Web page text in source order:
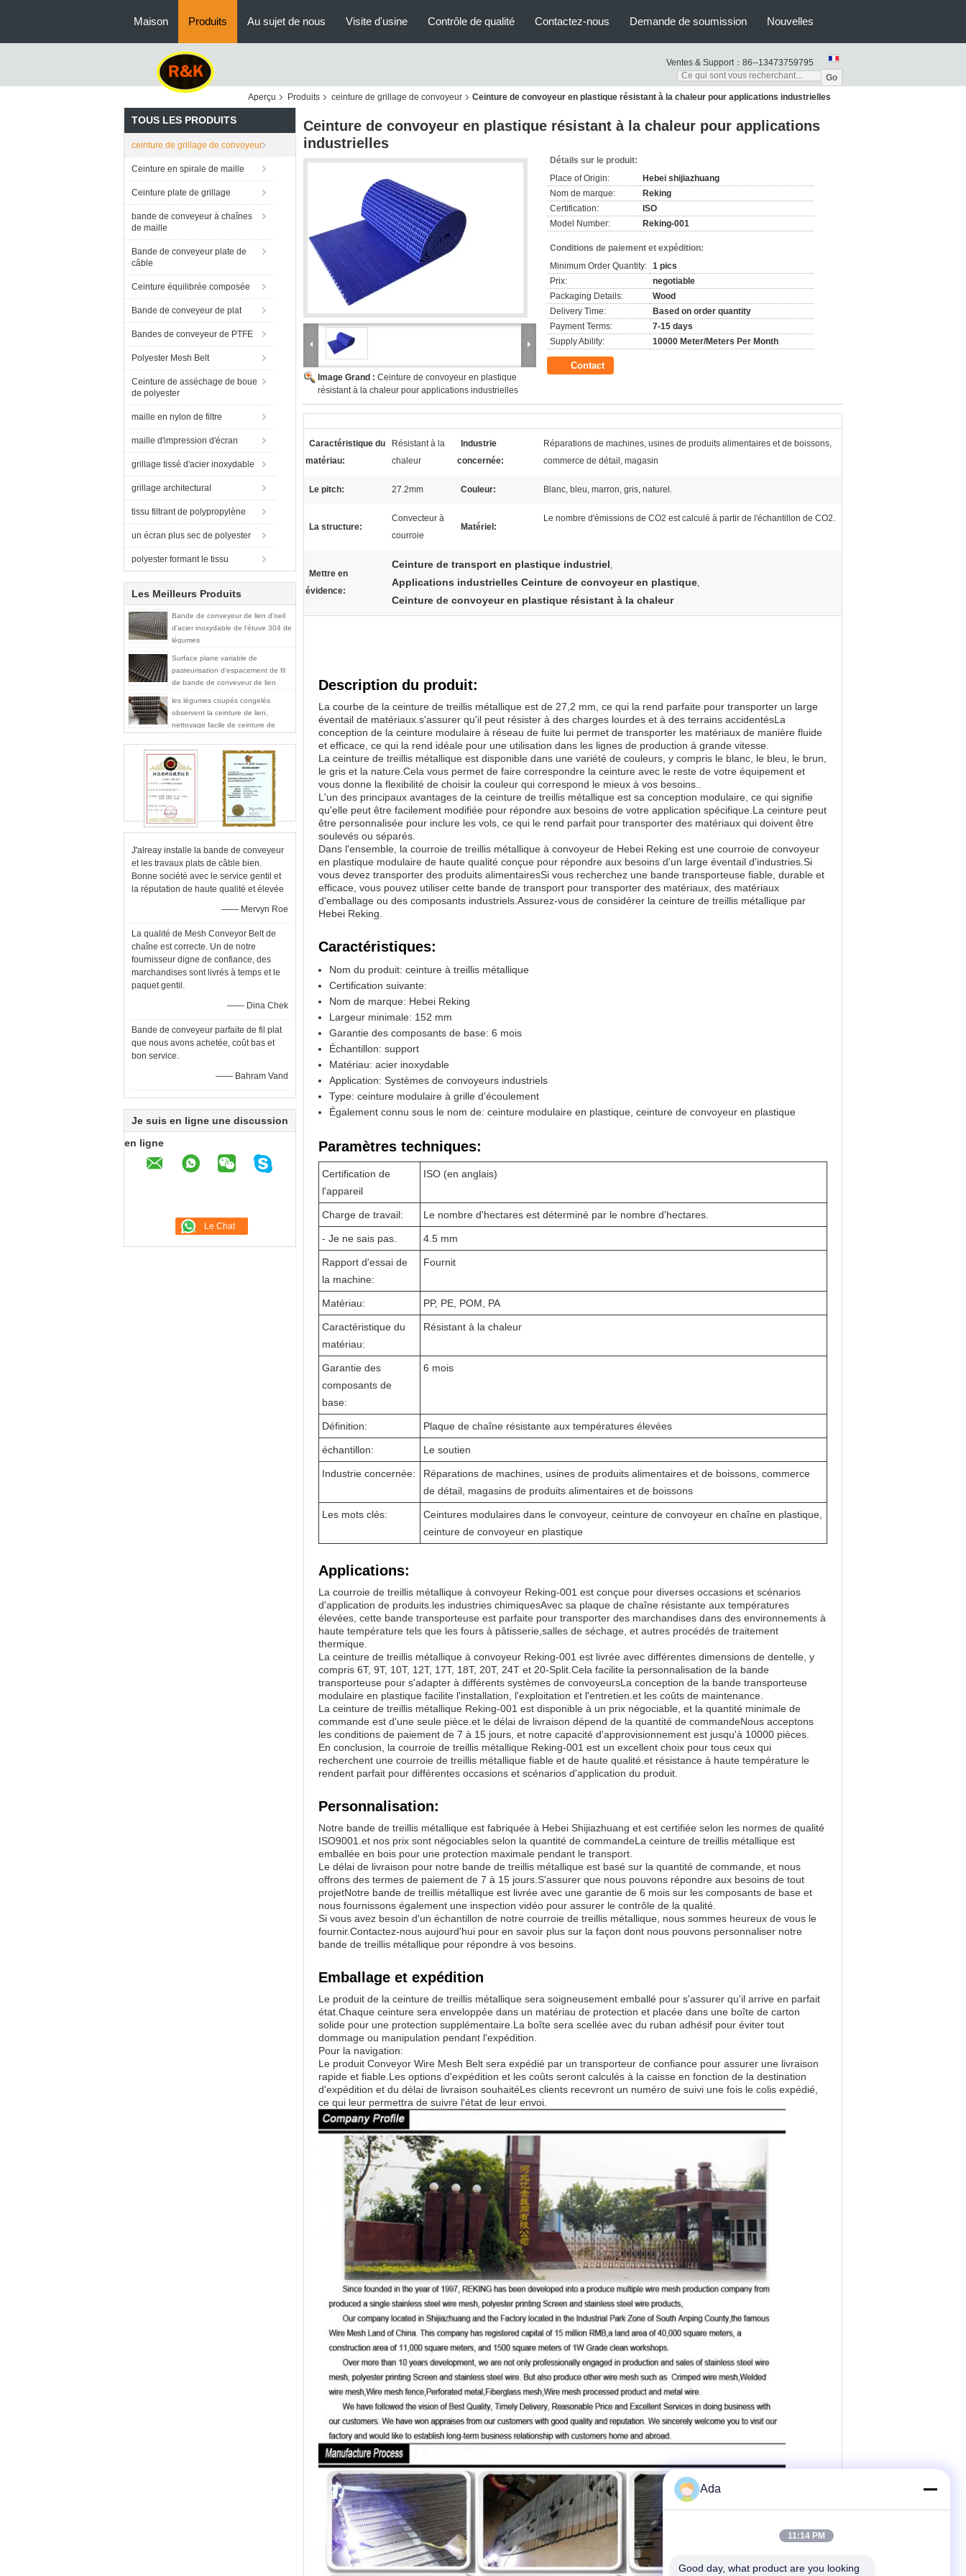
Maison Produits Au sujet de nous Visite d'usine Contrôle de qualité Contactez-nous Demande de soumission Nouvelles
Ventes & Support： 86--13473759795
Go
Aperçu
Produits ceinture de grillage de convoyeur Ceinture de convoyeur en plastique résistant à la chaleur pour applications industrielles
TOUS LES PRODUITS
ceinture de grillage de convoyeur
Ceinture en spirale de maille
Ceinture plate de grillage
bande de conveyeur à chaînes
de maille
Bande de conveyeur plate de
câble
Ceinture équilibrée composée
Bande de conveyeur de plat
Bandes de conveyeur de PTFE
Polyester Mesh Belt
Ceinture de asséchage de boue
de polyester
maille en nylon de filtre
maille d'impression d'écran
grillage tissé d'acier inoxydable
grillage architectural
tissu filtrant de polypropylène
un écran plus sec de polyester
polyester formant le tissu
Les Meilleurs Produits
Bande de conveyeur de lien d'oeil
d'acier inoxydable de l'étuve 304 de
légumes
Surface plane variable de
pasteurisation d'espacement de fil
de bande de conveyeur de lien
les légumes coupés congelés
observent la ceinture de lien,
nettoyage facile de ceinture de
J'alreay installe la bande de conveyeur
et les travaux plats de câble bien.
Bonne société avec le service gentil et
la réputation de haute qualité et élevée
—— Mervyn Roe
La qualité de Mesh Conveyor Belt de
chaîne est correcte. Un de notre
fournisseur digne de confiance, des
marchandises sont livrés à temps et le
paquet gentil.
—— Dina Chek
Bande de conveyeur parfaite de fil plat
que nous avons achetée, coût bas et
bon service.
—— Bahram Vand
Je suis en ligne une discussion
en ligne
Ceinture de convoyeur en plastique résistant à la chaleur pour applications
industrielles
Image Grand : Ceinture de convoyeur en plastique
résistant à la chaleur pour applications industrielles
Détails sur le produit:
Place of Origin:
Hebei shijiazhuang
Nom de marque:
Reking
Certification:
ISO
Model Number:
Reking-001
Conditions de paiement et expédition:
Minimum Order Quantity: 1 pics
Prix:
negotiable
Packaging Details:
Wood
Delivery Time:
Based on order quantity
Payment Terms:
7-15 days
Supply Ability:
10000 Meter/Meters Per Month
Contact
Caractéristique du
matériau:
Résistant à la
chaleur
Industrie
concernée:
Réparations de machines, usines de produits alimentaires et de boissons,
commerce de détail, magasin
Le pitch: 27.2mm Couleur: Blanc, bleu, marron, gris, naturel.
La structure:
Convecteur à
courroie
Matériel:
Le nombre d'émissions de CO2 est calculé à partir de l'échantillon de CO2.
Mettre en
évidence:
Ceinture de transport en plastique industriel,
Applications industrielles Ceinture de convoyeur en plastique,
Ceinture de convoyeur en plastique résistant à la chaleur
Description du produit:
La courbe de la ceinture de treillis métallique est de 27,2 mm, ce qui la rend parfaite pour transporter un large
éventail de matériaux.s'assurer qu'il peut résister à des charges lourdes et à des terrains accidentésLa
conception de la ceinture modulaire à réseau de fuite lui permet de transporter les matériaux de manière fluide
et efficace, ce qui la rend idéale pour une utilisation dans les lignes de production à grande vitesse.
La ceinture de treillis métallique est disponible dans une variété de couleurs, y compris le blanc, le bleu, le brun,
le gris et la nature.Cela vous permet de faire correspondre la ceinture avec le reste de votre équipement et
vous donne la flexibilité de choisir la couleur qui correspond le mieux à vos besoins..
L'un des principaux avantages de la ceinture de treillis métallique est sa conception modulaire, ce qui signifie
qu'elle peut être facilement modifiée pour répondre aux besoins de votre application spécifique.La ceinture peut
être personnalisée pour inclure les vols, ce qui le rend parfait pour transporter des matériaux qui doivent être
soulevés ou séparés.
Dans l'ensemble, la courroie de treillis métallique à convoyeur de Hebei Reking est une courroie de convoyeur
en plastique modulaire de haute qualité conçue pour répondre aux besoins d'un large éventail d'industries.Si
vous devez transporter des produits alimentairesSi vous recherchez une bande transporteuse fiable, durable et
efficace, vous pouvez utiliser cette bande de transport pour transporter des matériaux, des matériaux
d'emballage ou des composants industriels.Assurez-vous de considérer la ceinture de treillis métallique par
Hebei Reking.
Caractéristiques:
Nom du produit: ceinture à treillis métallique
Certification suivante:
Nom de marque: Hebei Reking
Largeur minimale: 152 mm
Garantie des composants de base: 6 mois
Échantillon: support
Matériau: acier inoxydable
Application: Systèmes de convoyeurs industriels
Type: ceinture modulaire à grille d'écoulement
Également connu sous le nom de: ceinture modulaire en plastique, ceinture de convoyeur en plastique
Paramètres techniques:
Certification de
l'appareil
ISO (en anglais)
Charge de travail: Le nombre d'hectares est déterminé par le nombre d'hectares.
- Je ne sais pas. 4.5 mm
Rapport d'essai de
la machine:
Fournit
Matériau: PP, PE, POM, PA
Caractéristique du
matériau:
Résistant à la chaleur
Garantie des
composants de
base:
6 mois
Définition: Plaque de chaîne résistante aux températures élevées
échantillon: Le soutien
Industrie concernée:
Réparations de machines, usines de produits alimentaires et de boissons, commerce
de détail, magasins de produits alimentaires et de boissons
Les mots clés:
Ceintures modulaires dans le convoyeur, ceinture de convoyeur en chaîne en plastique,
ceinture de convoyeur en plastique
Applications:
La courroie de treillis métallique à convoyeur Reking-001 est conçue pour diverses occasions et scénarios
d'application de produits.les industries chimiquesAvec sa plaque de chaîne résistante aux températures
élevées, cette bande transporteuse est parfaite pour transporter des marchandises dans des environnements à
haute température tels que les fours à pâtisserie,salles de séchage, et autres procédés de traitement
thermique.
La ceinture de treillis métallique à convoyeur Reking-001 est livrée avec différentes dimensions de dentelle, y
compris 6T, 9T, 10T, 12T, 17T, 18T, 20T, 24T et 20-Split.Cela facilite la personnalisation de la bande
transporteuse pour s'adapter à différents systèmes de convoyeursLa conception de la bande transporteuse
modulaire en plastique facilite l'installation, l'exploitation et l'entretien.et les coûts de maintenance.
La ceinture de treillis métallique Reking-001 est disponible à un prix négociable, et la quantité minimale de
commande est d'une seule pièce.et le délai de livraison dépend de la quantité de commandeNous acceptons
les conditions de paiement de 7 à 15 jours, et notre capacité d'approvisionnement est jusqu'à 10000 pièces.
En conclusion, la courroie de treillis métallique Reking-001 est un excellent choix pour tous ceux qui
recherchent une courroie de treillis métallique fiable et de haute qualité.et résistance à haute température le
rendent parfait pour différentes occasions et scénarios d'application du produit.
Personnalisation:
Notre bande de treillis métallique est fabriquée à Hebei Shijiazhuang et est certifiée selon les normes de qualité
ISO9001.et nos prix sont négociables selon la quantité de commandeLa ceinture de treillis métallique est
emballée en bois pour une protection maximale pendant le transport.
Le délai de livraison pour notre bande de treillis métallique est basé sur la quantité de commande, et nous
offrons des termes de paiement de 7 à 15 jours.S'assurer que nous pouvons répondre aux besoins de tout
projetNotre bande de treillis métallique est livrée avec une garantie de 6 mois sur les composants de base et
nous fournissons également une inspection vidéo pour assurer le contrôle de la qualité.
Si vous avez besoin d'un échantillon de notre courroie de treillis métallique, nous sommes heureux de vous le
fournir.Contactez-nous aujourd'hui pour en savoir plus sur la façon dont nous pouvons personnaliser notre
bande de treillis métallique pour répondre à vos besoins.
Emballage et expédition
Le produit de la ceinture de treillis métallique sera soigneusement emballé pour s'assurer qu'il arrive en parfait
état.Chaque ceinture sera enveloppée dans un matériau de protection et placée dans une boîte de carton
solide pour une protection supplémentaire.La boîte sera scellée avec du ruban adhésif pour éviter tout
dommage ou manipulation pendant l'expédition.
Pour la navigation:
Le produit Conveyor Wire Mesh Belt sera expédié par un transporteur de confiance pour assurer une livraison
rapide et fiable.Les options d'expédition et les coûts seront calculés à la caisse en fonction de la destination
d'expédition et du délai de livraison souhaitéLes clients recevront un numéro de suivi une fois le colis expédié,
ce qui leur permettra de suivre l'état de leur envoi.
Ada
11:14 PM
Good day, what product are you looking